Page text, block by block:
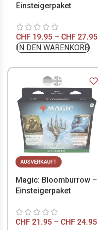
Einsteigerpaket
CHF 19.95 – CHF 27.95
IN DEN WARENKORB
AUSVERKAUFT
Magic: Bloomburrow –
Einsteigerpaket
CHF 21.95 – CHF 24.95